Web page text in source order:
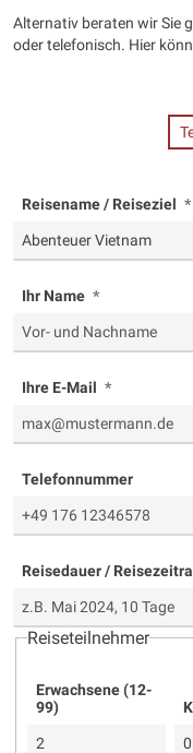
Alternativ beraten wir Sie
oder telefonisch. Hier
Reisename / Reiseziel
Ihr Name
Ihre E-Mail
Telefonnummer
Reisedauer /
Reiseteilnehmer
Erwachsene (12-
99)